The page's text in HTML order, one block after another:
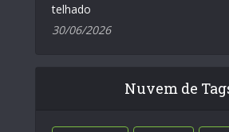
telhado
30/06/2026
Nuvem de